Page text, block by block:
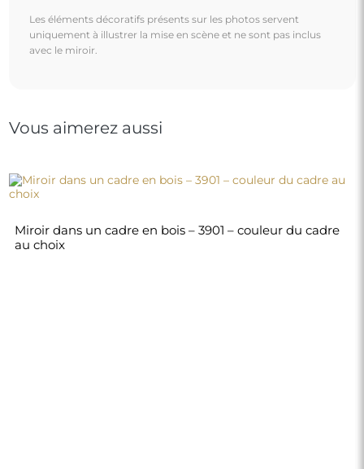
Les éléments décoratifs présents sur les photos servent
uniquement à illustrer la mise en scène et ne sont pas inclus
avec le miroir.
Vous aimerez aussi
Miroir dans un cadre en bois – 3901 – couleur du cadre
au choix